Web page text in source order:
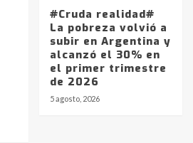
#Cruda realidad#
La pobreza volvió a
subir en Argentina y
alcanzó el 30% en
el primer trimestre
de 2026
5 agosto, 2026